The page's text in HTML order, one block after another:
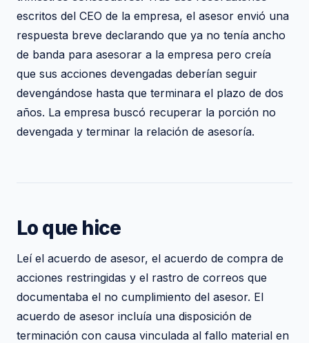
escritos del CEO de la empresa, el asesor envió una
respuesta breve declarando que ya no tenía ancho
de banda para asesorar a la empresa pero creía
que sus acciones devengadas deberían seguir
devengándose hasta que terminara el plazo de dos
años. La empresa buscó recuperar la porción no
devengada y terminar la relación de asesoría.
Lo que hice
Leí el acuerdo de asesor, el acuerdo de compra de
acciones restringidas y el rastro de correos que
documentaba el no cumplimiento del asesor. El
acuerdo de asesor incluía una disposición de
terminación con causa vinculada al fallo material en